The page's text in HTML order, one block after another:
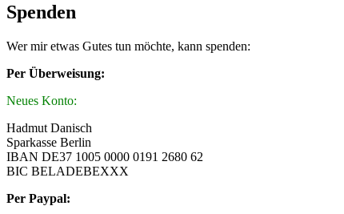
Spenden
Wer mir etwas Gutes tun möchte, kann spenden:
Per Überweisung:
Neues Konto:
Hadmut Danisch
Sparkasse Berlin
IBAN DE37 1005 0000 0191 2680 62
BIC BELADEBEXXX
Per Paypal: